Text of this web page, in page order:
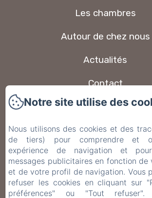
Les chambres
Autour de chez nous
Actualités
Contact
Foire aux questions
Politique de
Informations légales
Informations sur les
Notre site utilise des
Nous utilisons des cookies et des
de tiers) pour comprendre et
expérience de navigation et
messages publicitaires en fonction de
et de votre profil de navigation. Vous
refuser les cookies en cliquant sur
préférences" ou "Tout refuser".